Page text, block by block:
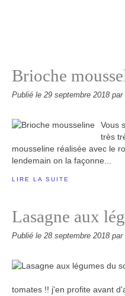
Brioche
Publié le 29 septembre 2018 par
Vous
très
mousseline réalisée avec le
lendemain on la façonne...
LIRE LA SUITE
Lasagne aux
Publié le 28 septembre 2018 par
tomates !! j'en profite avant